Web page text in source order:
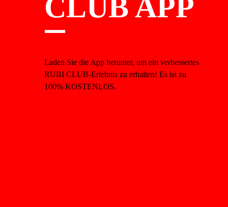
CLUB APP
Laden Sie die App herunter, um ein verbessertes
RUBI CLUB-Erlebnis zu erhalten! Es ist zu
100% KOSTENLOS.